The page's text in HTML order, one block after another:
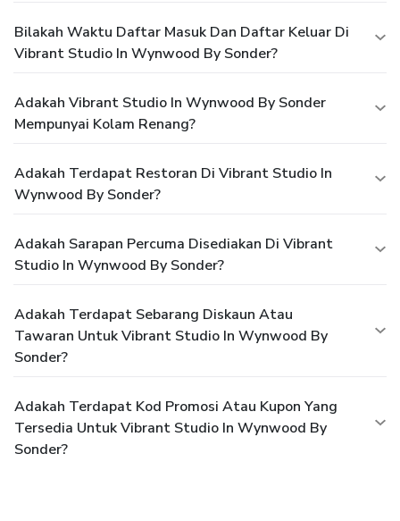
Bilakah Waktu Daftar Masuk Dan Daftar Keluar Di
Vibrant Studio In Wynwood By Sonder?
Adakah Vibrant Studio In Wynwood By Sonder
Mempunyai Kolam Renang?
Adakah Terdapat Restoran Di Vibrant Studio In
Wynwood By Sonder?
Adakah Sarapan Percuma Disediakan Di Vibrant
Studio In Wynwood By Sonder?
Adakah Terdapat Sebarang Diskaun Atau
Tawaran Untuk Vibrant Studio In Wynwood By
Sonder?
Adakah Terdapat Kod Promosi Atau Kupon Yang
Tersedia Untuk Vibrant Studio In Wynwood By
Sonder?